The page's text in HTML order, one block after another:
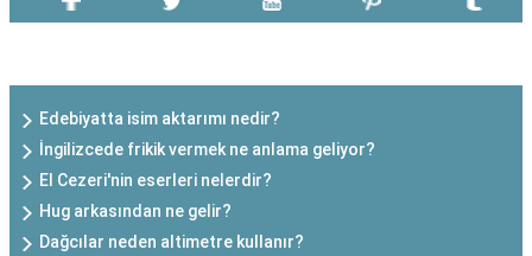
Edebiyatta isim aktarımı nedir?
İngilizcede frikik vermek ne anlama geliyor?
El Cezeri'nin eserleri nelerdir?
Hug arkasından ne gelir?
Dağcılar neden altimetre kullanır?